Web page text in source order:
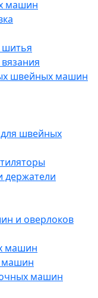
машин
шитья
швейных машин
швейных
держатели
и оверлоков
машин
машин
машин